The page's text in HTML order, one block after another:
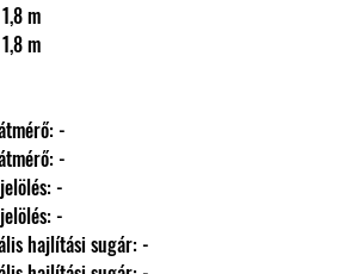
1,8 m
1,8 m
Külső átmérő: -
Külső átmérő: -
Méter jelölés: -
Méter jelölés: -
Minimális hajlítási sugár: -